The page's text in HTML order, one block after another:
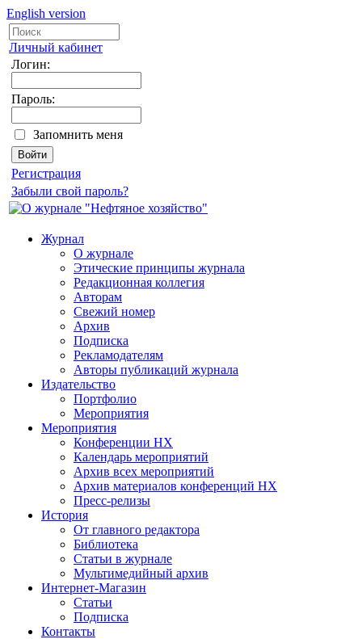
English version
Личный кабинет
Логин:
Пароль:
Запомнить меня
Регистрация
Забыли свой пароль?
Журнал
О журнале
Этические принципы журнала
Редакционная коллегия
Авторам
Свежий номер
Архив
Подписка
Рекламодателям
Авторы публикаций журнала
Издательство
Портфолио
Мероприятия
Мероприятия
Конференции НХ
Календарь мероприятий
Архив всех мероприятий
Архив материалов конференций НХ
Пресс-релизы
История
От главного редактора
Библиотека
Статьи в журнале
Мультимедийный архив
Интернет-Магазин
Статьи
Подписка
Контакты